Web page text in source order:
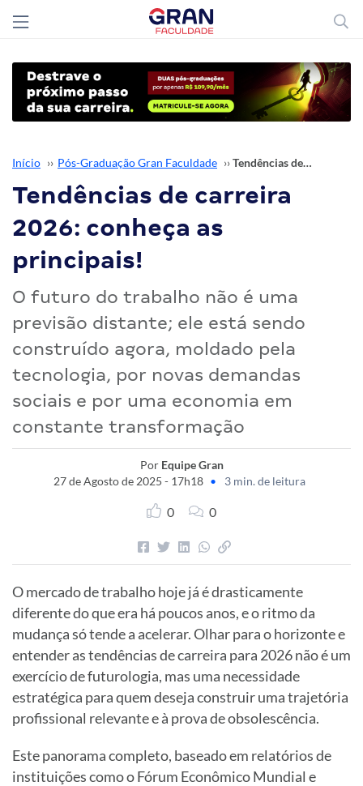
Início ›› Pós-Graduação Gran Faculdade ›› Tendências de carreira 2026: conheça as principais!
Tendências de carreira
2026: conheça as
principais!
O futuro do trabalho não é uma
previsão distante; ele está sendo
construído agora, moldado pela
tecnologia, por novas demandas
sociais e por uma economia em
constante transformação
Por Equipe Gran
27 de Agosto de 2025 - 17h18 • 3 min. de leitura
0 0
O mercado de trabalho hoje já é drasticamente
diferente do que era há poucos anos, e o ritmo da
mudança só tende a acelerar. Olhar para o horizonte e
entender as tendências de carreira para 2026 não é um
exercício de futurologia, mas uma necessidade
estratégica para quem deseja construir uma trajetória
profissional relevante e à prova de obsolescência.
Este panorama completo, baseado em relatórios de
instituições como o Fórum Econômico Mundial e